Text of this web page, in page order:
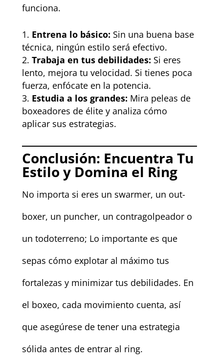
funciona.
Entrena lo básico: Sin una buena base
técnica, ningún estilo será efectivo.
Trabaja en tus debilidades: Si eres
lento, mejora tu velocidad. Si tienes poca
fuerza, enfócate en la potencia.
Estudia a los grandes: Mira peleas de
boxeadores de élite y analiza cómo
aplicar sus estrategias.
Conclusión: Encuentra Tu
Estilo y Domina el Ring
No importa si eres un swarmer, un out-
boxer, un puncher, un contragolpeador o
un todoterreno; Lo importante es que
sepas cómo explotar al máximo tus
fortalezas y minimizar tus debilidades. En
el boxeo, cada movimiento cuenta, así
que asegúrese de tener una estrategia
sólida antes de entrar al ring.